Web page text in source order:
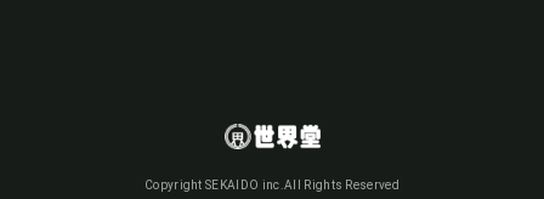
Copyright SEKAIDO inc.All Rights Reserved